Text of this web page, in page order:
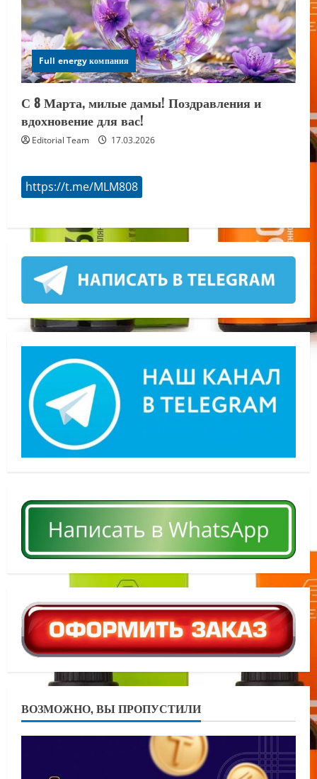
Full energy компания
С 8 Марта, милые дамы! Поздравления и
вдохновение для вас!
Editorial Team 17.03.2026
https://t.me/MLM808
ВОЗМОЖНО, ВЫ ПРОПУСТИЛИ